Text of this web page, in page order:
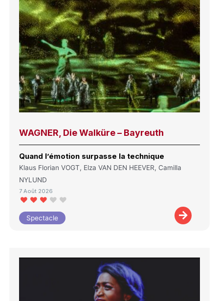
WAGNER, Die Walküre – Bayreuth
Quand l’émotion surpasse la technique
Klaus Florian VOGT, Elza VAN DEN HEEVER, Camilla
NYLUND
7 Août 2026
Spectacle